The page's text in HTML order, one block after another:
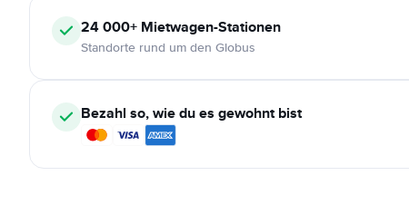
24 000+ Mietwagen-Stationen
Standorte rund um den Globus
Bezahl so, wie du es gewohnt bist